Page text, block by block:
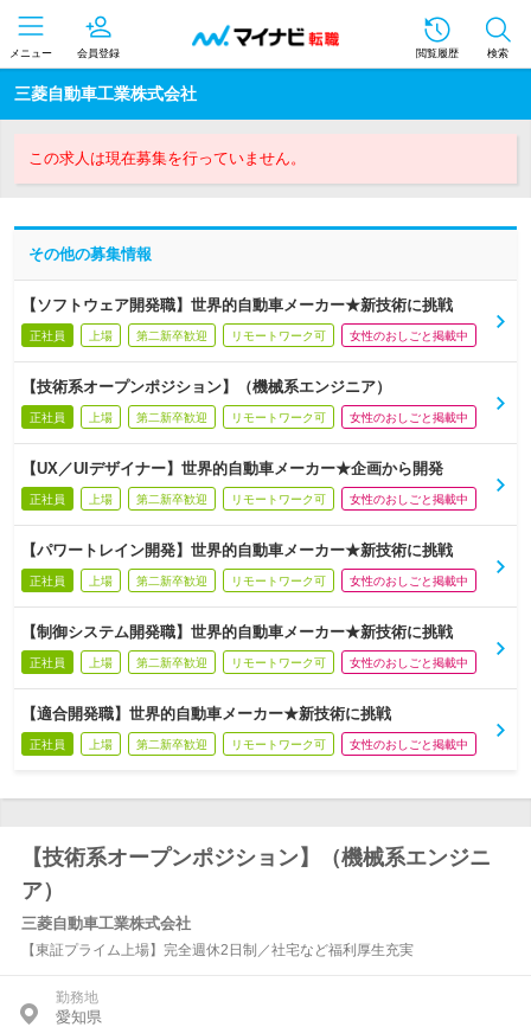
メニュー 会員登録 閲覧履歴 検索
三菱自動車工業株式会社
この求人は現在募集を行っていません。
その他の募集情報
【ソフトウェア開発職】世界的自動車メーカー★新技術に挑戦
正社員 上場 第二新卒歓迎 リモートワーク可 女性のおしごと掲載中
【技術系オープンポジション】（機械系エンジニア）
正社員 上場 第二新卒歓迎 リモートワーク可 女性のおしごと掲載中
【UX／UIデザイナー】世界的自動車メーカー★企画から開発
正社員 上場 第二新卒歓迎 リモートワーク可 女性のおしごと掲載中
【パワートレイン開発】世界的自動車メーカー★新技術に挑戦
正社員 上場 第二新卒歓迎 リモートワーク可 女性のおしごと掲載中
【制御システム開発職】世界的自動車メーカー★新技術に挑戦
正社員 上場 第二新卒歓迎 リモートワーク可 女性のおしごと掲載中
【適合開発職】世界的自動車メーカー★新技術に挑戦
正社員 上場 第二新卒歓迎 リモートワーク可 女性のおしごと掲載中
【技術系オープンポジション】（機械系エンジニ
ア）
三菱自動車工業株式会社
【東証プライム上場】完全週休2日制／社宅など福利厚生充実
勤務地
愛知県